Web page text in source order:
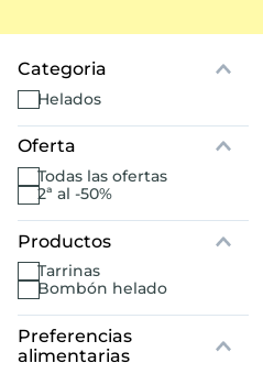
helados
Oferta
todas las ofertas
2ª al -50%
tarrinas
bombón helado
1. helados sirena
2. gambas
3. patatas
4 gamba
5 . verduras
7. canelones